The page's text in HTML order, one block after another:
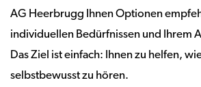
AG Heerbrugg Ihnen Optionen
individuellen Bedürfnissen und Ihrem
Das Ziel ist einfach: Ihnen zu helfen,
selbstbewusst zu hören.